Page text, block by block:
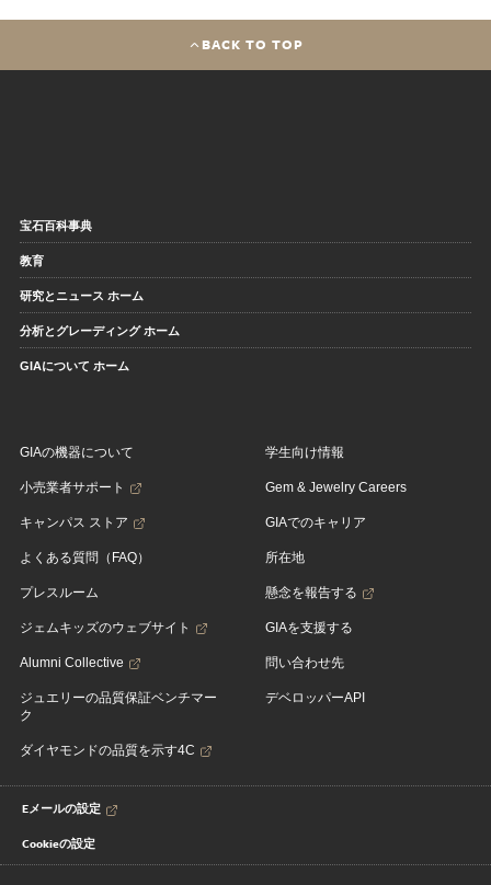
BACK TO TOP
宝石百科事典
教育
研究とニュース ホーム
分析とグレーディング ホーム
GIAについて ホーム
GIAの機器について
小売業者サポート
キャンパス ストア
よくある質問（FAQ）
プレスルーム
ジェムキッズのウェブサイト
Alumni Collective
ジュエリーの品質保証ベンチマー
ク
ダイヤモンドの品質を示す4C
学生向け情報
Gem & Jewelry Careers
GIAでのキャリア
所在地
懸念を報告する
GIAを支援する
問い合わせ先
デベロッパーAPI
Eメールの設定
Cookieの設定